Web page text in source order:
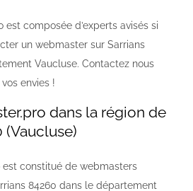
est composée d’experts avisés si
un webmaster sur Sarrians
Vaucluse. Contactez nous
envies !
dans la région de
(Vaucluse)
constitué de webmasters
84260 dans le département